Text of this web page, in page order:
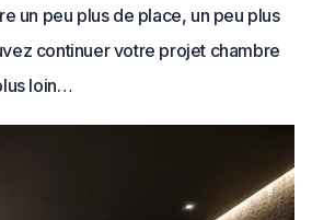
un peu plus de place, un peu plus
continuer votre projet chambre
loin…